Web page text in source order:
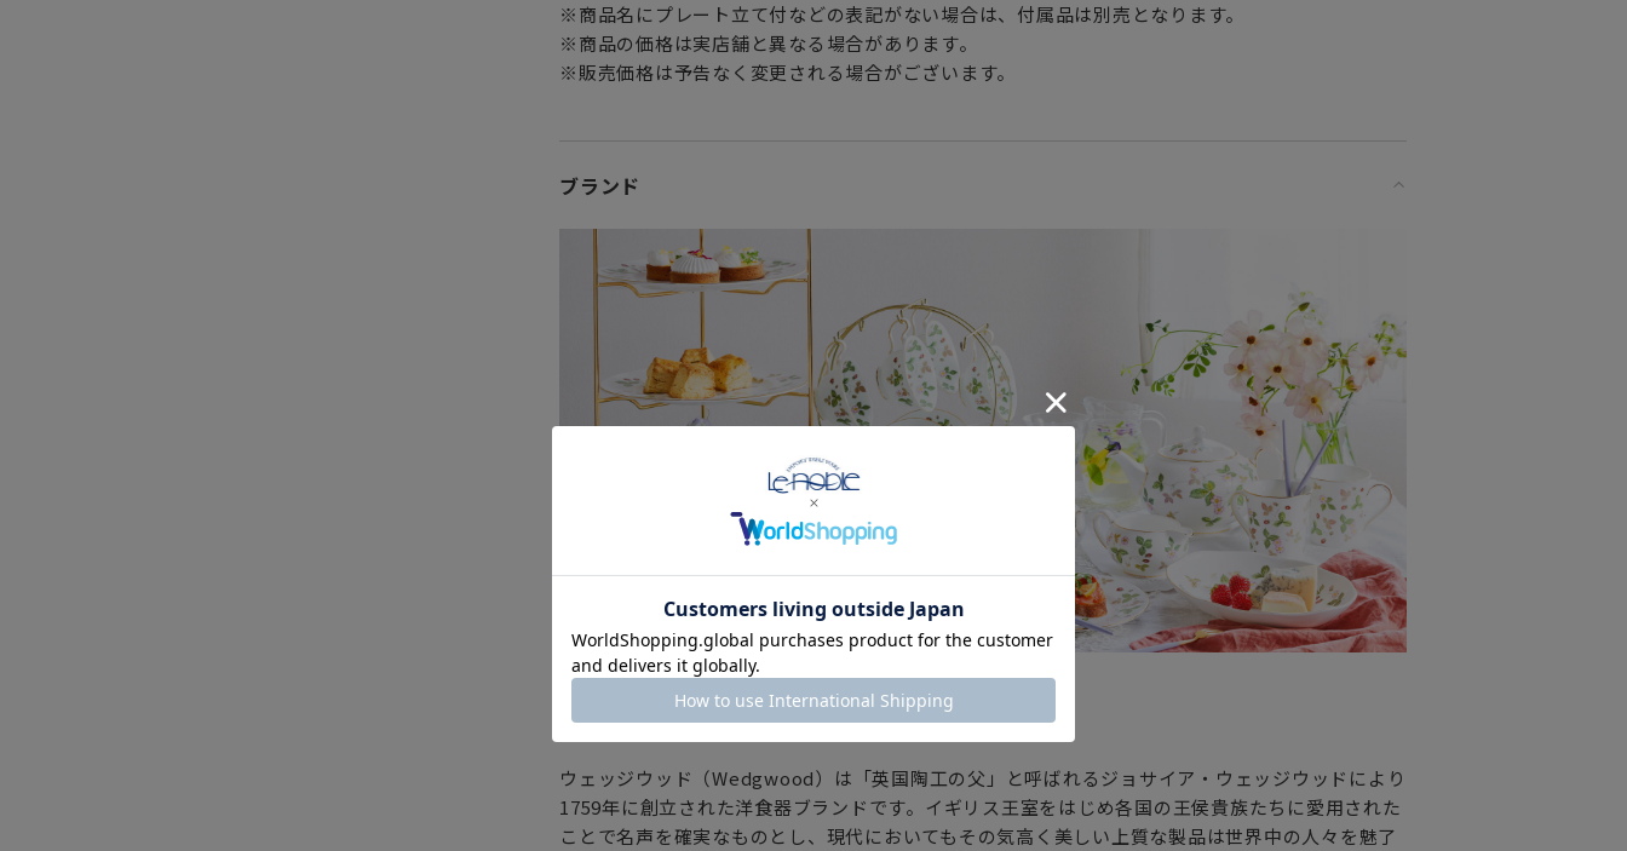
この記念すべき節目の年に、ターコイズ（青）に加え
シトロン（黄）・フューシャ（ピンク）・マリン（藍）・サーモン（サーモンピンク）・ヴェルデ
（緑）
フロレンティーンはウェッジウッドの数あるシリーズの中でも
19世紀後半から続く、重厚感溢れるフォーマルなパターン。
16世紀に流行したグロテスク紋様を元にしたデザインが特徴です。
色鮮やかな絵具が持つぷっくりとした質感
シックな茶色の図柄とのコントラストが美しいシリーズです。
財産の守り神であるグリフィン
不死鳥フェニックス
海の神ポセイドンのシンボルであるドルフィン
と縁起の良いモチーフが繊細に描かれています。
全6色の魅惑のフロレンティーン。
あなたの個性を表現するカラーを選んで
あなたらしい楽しい毎日を‥。
ウェッジウッドならではの「リー」カップは、紅茶にもコーヒーにも使えるタイプ。
フロレンティーン ターコイズの図柄の美しさをいっそう引き立てるシェイプです。
「ご購入に関するお願い」
ブランドボックスに入れてお届け致しますが、1つずつ別々のお箱になります。
※商品名にプレート立て付などの表記がない場合は、付属品は別売となります。
※商品の価格は実店舗と異なる場合があります。
※販売価格は予告なく変更される場合がございます。
ブランド
ウェッジウッド（イギリス）
ウェッジウッド（Wedgwood）は「英国陶工の父」と呼ばれるジョサイア・ウェッジウッドにより
1759年に創立された洋食器ブランドです。イギリス王室をはじめ各国の王侯貴族たちに愛用された
ことで名声を確実なものとし、現代においてもその気高く美しい上質な製品は世界中の人々を魅了